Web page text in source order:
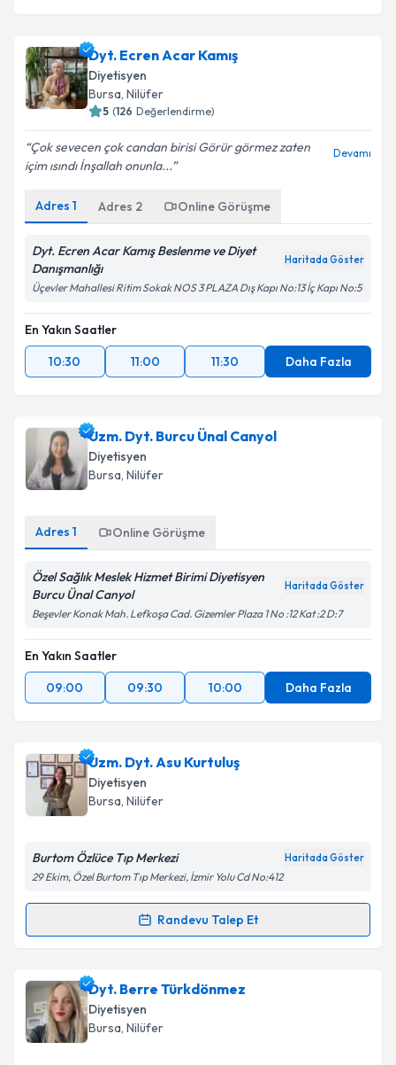
Dyt. Ecren Acar Kamış
Diyetisyen
Bursa, Nilüfer
5 (126 Değerlendirme)
Çok sevecen çok candan birisi Görür görmez zaten
içim ısındı İnşallah onunla...
Devamı
Adres 1 Adres 2 Online Görüşme
Dyt. Ecren Acar Kamış Beslenme ve Diyet
Danışmanlığı
Haritada Göster
Üçevler Mahallesi Ritim Sokak NOS 3 PLAZA Dış Kapı No:13 İç Kapı No:5
En Yakın Saatler
10:30
11:00 11:30 Daha Fazla
Uzm. Dyt. Burcu Ünal Canyol
Diyetisyen
Bursa, Nilüfer
Adres 1 Online Görüşme
Özel Sağlık Meslek Hizmet Birimi Diyetisyen
Burcu Ünal Canyol
Haritada Göster
Beşevler Konak Mah. Lefkoşa Cad. Gizemler Plaza 1 No :12 Kat :2 D:7
En Yakın Saatler
09:00
09:30 10:00 Daha Fazla
Uzm. Dyt. Asu Kurtuluş
Diyetisyen
Bursa, Nilüfer
Burtom Özlüce Tıp Merkezi Haritada Göster
29 Ekim, Özel Burtom Tıp Merkezi, İzmir Yolu Cd No:412
Randevu Talep Et
Randevu Takvimi Talebi
Uzm. Dyt. Asu Kurtuluşiçin randevu takvimi talebi
oluşturun. Size bu uzmandan randevu almanız için bir
takvim hazırlandığında e-posta ile bilgilendireceğiz.
Dyt. Berre Türkdönmez
Diyetisyen
Bursa, Nilüfer